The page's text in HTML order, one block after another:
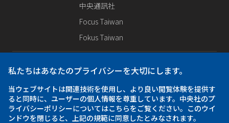
中央通訊社
Focus Taiwan
Fokus Taiwan
SNS公式
Facebook
Instagram
私たちはあなたのプライバシーを大切にします。
当ウェブサイトは関連技術を使用し、より良い閲覧体験を提供す
ると同時に、ユーザーの個人情報を尊重しています。中央社のプ
ライバシーポリシーについてはこちらをご覧ください。このウイ
ンドウを閉じると、上記の規範に同意したとみなされます。